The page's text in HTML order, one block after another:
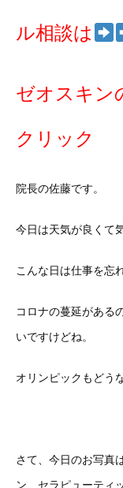
ル相談は
ゼオスキン
クリック
院長の佐藤です。
今日は天気が良くて
こんな日は仕事を忘
コロナの蔓延がある
いですけどね。
オリンピックもどう
さて、今日のお写真
ン、セラピューティ